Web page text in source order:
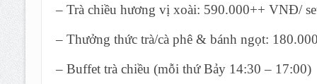
– Trà chiều hương vị xoài: 590.000++ VNĐ/
– Thưởng thức trà/cà phê & bánh ngọt:
– Buffet trà chiều (mỗi thứ Bảy 14:30 – 17:00)